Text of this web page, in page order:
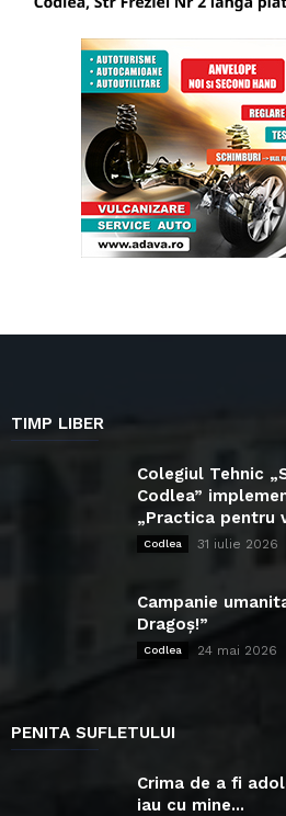
TIMP LIBER
Colegiul Tehnic
Codlea”
„Practica pentru
Codlea 31 iulie 2026
Campanie
Dragoș!”
Codlea 24 mai 2026
PENITA SUFLETULUI
Crima de a fi
iau cu mine...